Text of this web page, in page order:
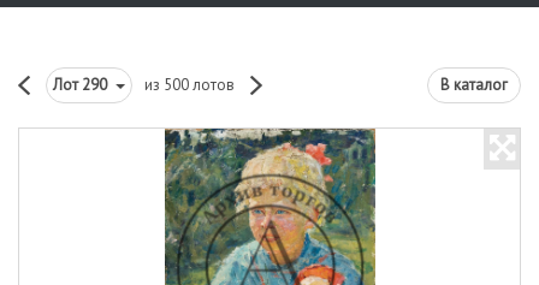
Лот290 из 500 лотов В каталог